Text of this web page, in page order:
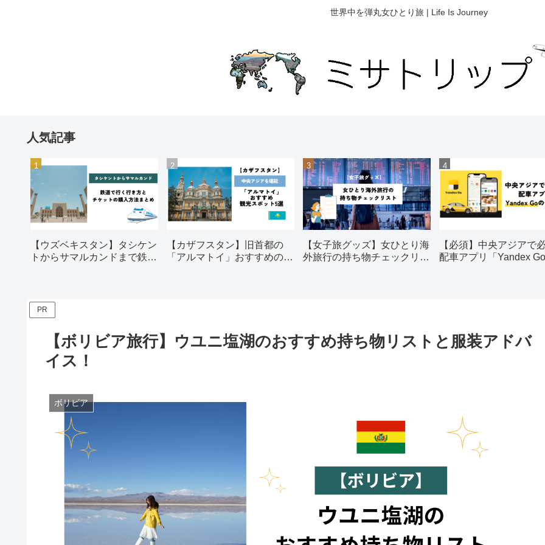
世界中を弾丸女ひとり旅 | Life Is Journey
人気記事
【ウズベキスタン】タシケン
トからサマルカンドまで鉄道
【カザフスタン】旧首都の
「アルマトイ」おすすめの観
【女子旅グッズ】女ひとり海
外旅行の持ち物チェックリス
【必須】中央アジアで
配車アプリ「Yandex
PR
【ボリビア旅行】ウユニ塩湖のおすすめ持ち物リストと服装アドバ
イス！
ボリビア